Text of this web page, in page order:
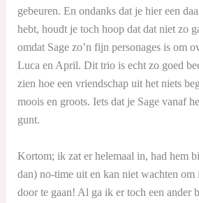
gebeuren. En ondanks dat je hier een
hebt, houdt je toch hoop dat dat niet zo
omdat Sage zo’n fijn personages is om
Luca en April. Dit trio is echt zo goed
zien hoe een vriendschap uit het niets
moois en groots. Iets dat je Sage vanaf
gunt.
Kortom; ik zat er helemaal in, had hem
dan) no-time uit en kan niet wachten om
door te gaan! Al ga ik er toch een ander